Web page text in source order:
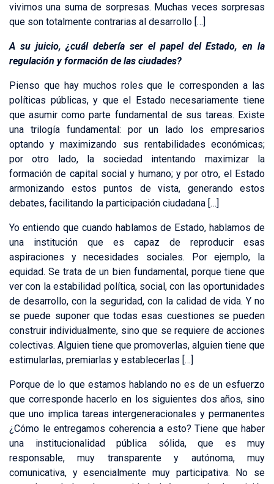
vivimos una suma de sorpresas. Muchas veces sorpresas
que son totalmente contrarias al desarrollo […]
A su juicio, ¿cuál debería ser el papel del Estado, en la
regulación y formación de las ciudades?
Pienso que hay muchos roles que le corresponden a las
políticas públicas, y que el Estado necesariamente tiene
que asumir como parte fundamental de sus tareas. Existe
una trilogía fundamental: por un lado los empresarios
optando y maximizando sus rentabilidades económicas;
por otro lado, la sociedad intentando maximizar la
formación de capital social y humano; y por otro, el Estado
armonizando estos puntos de vista, generando estos
debates, facilitando la participación ciudadana […]
Yo entiendo que cuando hablamos de Estado, hablamos de
una institución que es capaz de reproducir esas
aspiraciones y necesidades sociales. Por ejemplo, la
equidad. Se trata de un bien fundamental, porque tiene que
ver con la estabilidad política, social, con las oportunidades
de desarrollo, con la seguridad, con la calidad de vida. Y no
se puede suponer que todas esas cuestiones se pueden
construir individualmente, sino que se requiere de acciones
colectivas. Alguien tiene que promoverlas, alguien tiene que
estimularlas, premiarlas y establecerlas […]
Porque de lo que estamos hablando no es de un esfuerzo
que corresponde hacerlo en los siguientes dos años, sino
que uno implica tareas intergeneracionales y permanentes
¿Cómo le entregamos coherencia a esto? Tiene que haber
una institucionalidad pública sólida, que es muy
responsable, muy transparente y autónoma, muy
comunicativa, y esencialmente muy participativa. No se